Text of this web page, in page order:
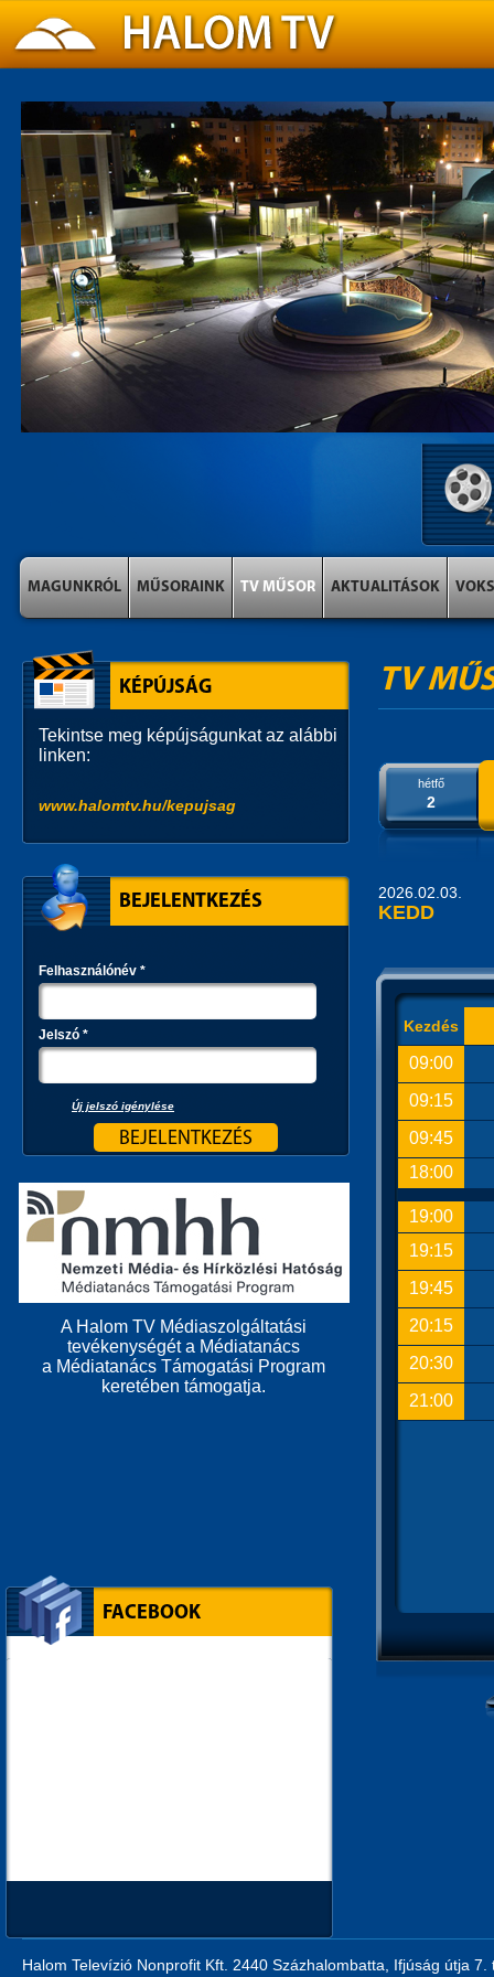
MAGUNKRÓL MŰSORAINK TV MŰSOR AKTUALITÁSOK VOKS
TV
hétfő
2
2026.02.03.
KEDD
Kezdés
09:00
09:15
09:45
18:00
19:00
19:15
19:45
20:15
20:30
21:00
KÉPÚJSÁG
Tekintse meg képújságunkat az alábbi
linken:
www.halomtv.hu/kepujsag
BEJELENTKEZÉS
Felhasználónév *
Jelszó *
Új jelszó igénylése
A Halom TV Médiaszolgáltatási
tevékenységét a Médiatanács
a Médiatanács Támogatási Program
keretében támogatja.
FACEBOOK
Halom Televízió Nonprofit Kft. 2440 Százhalombatta, Ifjúság útja